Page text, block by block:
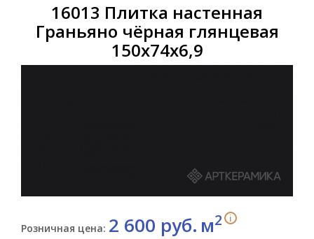
16013 Плитка настенная
Граньяно чёрная глянцевая
150х74х6,9
Розничная цена: 2 600 руб. м2 i